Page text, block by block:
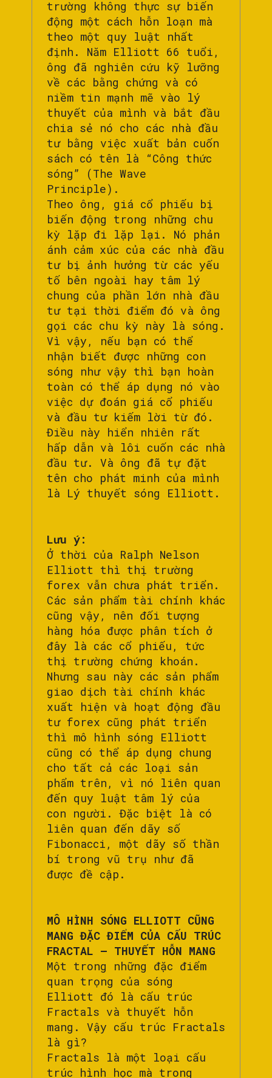
trường không thực sự biến
động một cách hỗn loạn mà
theo một quy luật nhất
định. Năm Elliott 66 tuổi,
ông đã nghiên cứu kỹ lưỡng
về các bằng chứng và có
niềm tin mạnh mẽ vào lý
thuyết của mình và bắt đầu
chia sẻ nó cho các nhà đầu
tư bằng việc xuất bản cuốn
sách có tên là “Công thức
sóng” (The Wave
Principle).
Theo ông, giá cổ phiếu bị
biến động trong những chu
kỳ lặp đi lặp lại. Nó phản
ánh cảm xúc của các nhà đầu
tư bị ảnh hưởng từ các yếu
tố bên ngoài hay tâm lý
chung của phần lớn nhà đầu
tư tại thời điểm đó và ông
gọi các chu kỳ này là sóng.
Vì vậy, nếu bạn có thể
nhận biết được những con
sóng như vậy thì bạn hoàn
toàn có thể áp dụng nó vào
việc dự đoán giá cổ phiếu
và đầu tư kiếm lời từ đó.
Điều này hiển nhiên rất
hấp dẫn và lôi cuốn các nhà
đầu tư. Và ông đã tự đặt
tên cho phát minh của mình
là Lý thuyết sóng Elliott.
Lưu ý:
Ở thời của Ralph Nelson
Elliott thì thị trường
forex vẫn chưa phát triển.
Các sản phẩm tài chính khác
cũng vậy, nên đối tượng
hàng hóa được phân tích ở
đây là các cổ phiếu, tức
thị trường chứng khoán.
Nhưng sau này các sản phẩm
giao dịch tài chính khác
xuất hiện và hoạt động đầu
tư forex cũng phát triển
thì mô hình sóng Elliott
cũng có thể áp dụng chung
cho tất cả các loại sản
phẩm trên, vì nó liên quan
đến quy luật tâm lý của
con người. Đặc biệt là có
liên quan đến dãy số
Fibonacci, một dãy số thần
bí trong vũ trụ như đã
được đề cập.
MÔ HÌNH SÓNG ELLIOTT CŨNG
MANG ĐẶC ĐIỂM CỦA CẤU TRÚC
FRACTAL – THUYẾT HỖN MANG
Một trong những đặc điểm
quan trọng của sóng
Elliott đó là cấu trúc
Fractals và thuyết hỗn
mang. Vậy cấu trúc Fractals
là gì?
Fractals là một loại cấu
trúc hình học mà trong